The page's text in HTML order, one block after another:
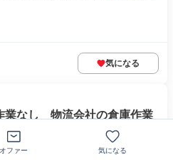
気になる
なし 物流会社の倉庫作業
オファー 気になる